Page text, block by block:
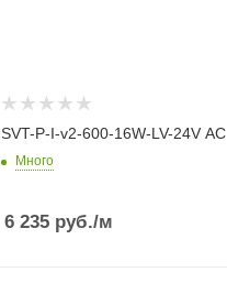
SVT-P-I-v2-600-16W-LV-24V AC
Много
6 235 руб./м